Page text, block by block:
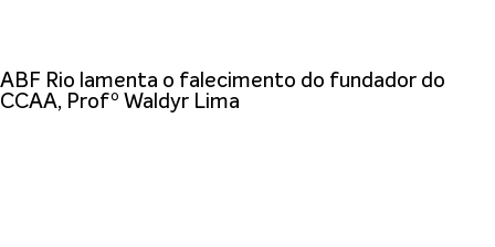
ABF Rio lamenta o falecimento do fundador do
CCAA, Profº Waldyr Lima